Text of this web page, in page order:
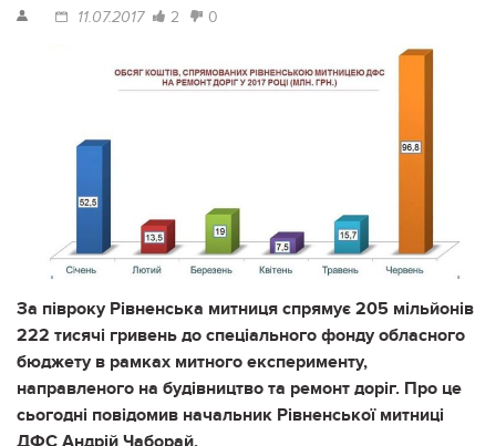
11.07.2017 2 0
За півроку Рівненська митниця спрямує 205 мільйонів
222 тисячі гривень до спеціального фонду обласного
бюджету в рамках митного експерименту,
направленого на будівництво та ремонт доріг. Про це
сьогодні повідомив начальник Рівненської митниці
ДФС Андрій Чаборай.